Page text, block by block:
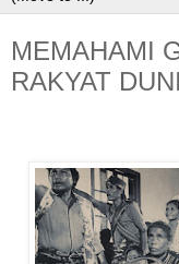
MEMAHAMI
RAKYAT